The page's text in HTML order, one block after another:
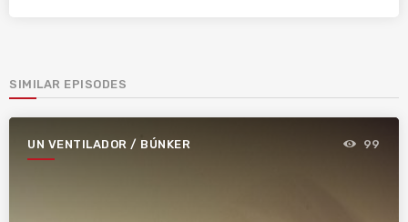
SIMILAR EPISODES
UN VENTILADOR / BÚNKER 99